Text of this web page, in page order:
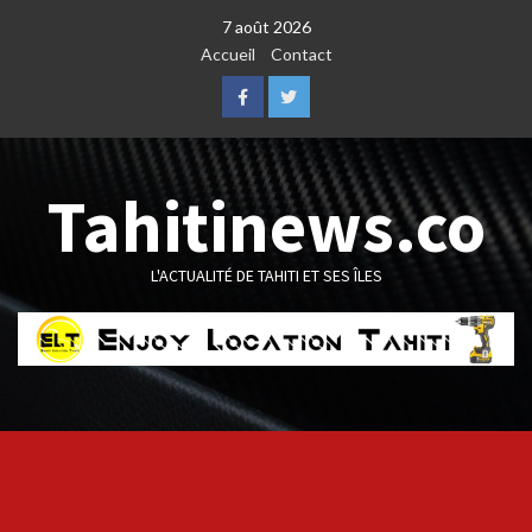
7 août 2026
Accueil
Contact
FacebookTwitter
Tahitinews.co
L'ACTUALITÉ DE TAHITI ET SES ÎLES